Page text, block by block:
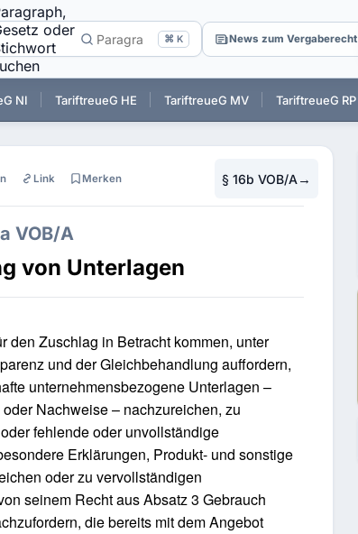
oder
⌘ K News zum Vergaberecht
NI TariftreueG HE TariftreueG MV TariftreueG RP
Link Merken § 16b VOB/A →
VOB/A
von Unterlagen
den Zuschlag in Betracht kommen, unter
und der Gleichbehandlung auffordern,
unternehmensbezogene Unterlagen –
Nachweise – nachzureichen, zu
fehlende oder unvollständige
Erklärungen, Produkt- und sonstige
oder zu vervollständigen
seinem Recht aus Absatz 3 Gebrauch
die bereits mit dem Angebot